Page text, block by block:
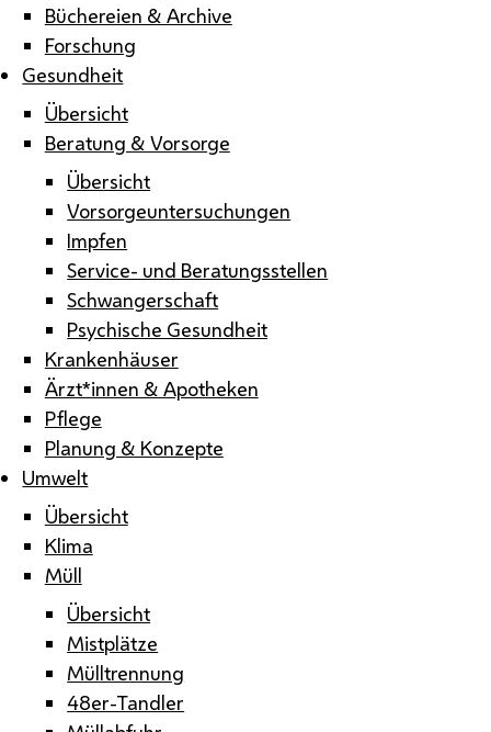
Büchereien & Archive
Forschung
Gesundheit
Übersicht
Beratung & Vorsorge
Übersicht
Vorsorgeuntersuchungen
Impfen
Service- und Beratungsstellen
Schwangerschaft
Psychische Gesundheit
Krankenhäuser
Ärzt*innen & Apotheken
Pflege
Planung & Konzepte
Umwelt
Übersicht
Klima
Müll
Übersicht
Mistplätze
Mülltrennung
48er-Tandler